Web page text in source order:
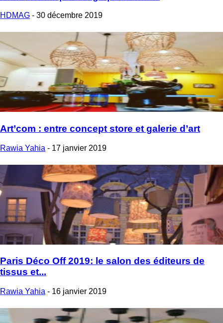
HDMAG - 30 décembre 2019
Art’com : entre concept store et galerie d’art
Rawia Yahia - 17 janvier 2019
Paris Déco Off 2019: le salon des éditeurs de
tissus et...
Rawia Yahia - 16 janvier 2019